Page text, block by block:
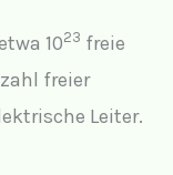
1023 freie
freier
Leiter.